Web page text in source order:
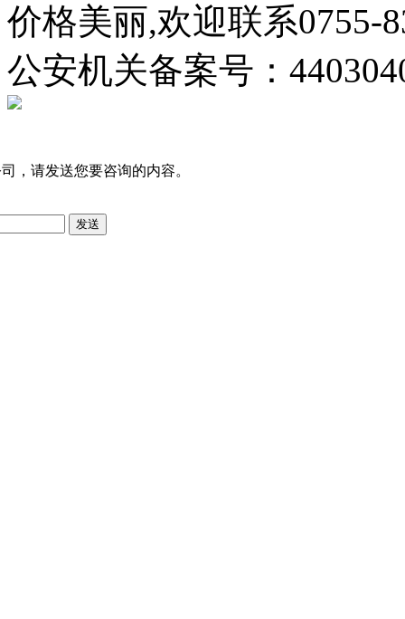
价格美丽,欢迎联系0755-
公安机关备案号：
，请发送您要咨询的内容。